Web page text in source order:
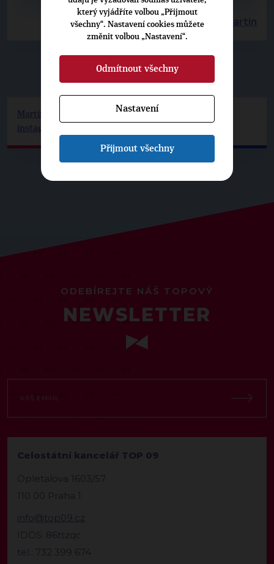
▶KONTAKT◀
Martin.Leska@top09.cz
Další články s osobností: Leška Martin
ODEBÍREJTE NÁŠ TOPOVÝ
NEWSLETTER
Celostátní kancelář TOP 09
Opletalova 1603/57
110 00 Praha 1
info@top09.cz
IDDS: 86ttzqc
tel.: 732 399 674
který vyjádříte volbou „Přijmout
všechny“. Nastavení cookies můžete
změnit volbou „Nastavení“.
Odmítnout všechny
Nastavení
Přijmout všechny